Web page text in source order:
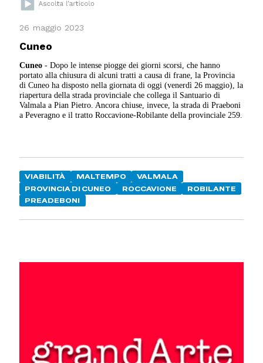
26 maggio 2023
Cuneo
Cuneo - Dopo le intense piogge dei giorni scorsi, che hanno
portato alla chiusura di alcuni tratti a causa di frane, la Provincia
di Cuneo ha disposto nella giornata di oggi (venerdì 26 maggio), la
riapertura della strada provinciale che collega il Santuario di
Valmala a Pian Pietro. Ancora chiuse, invece, la strada di Praeboni
a Peveragno e il tratto Roccavione-Robilante della provinciale 259.
VIABILITÀ MALTEMPO
VALMALA
PROVINCIA DI CUNEO
ROCCAVIONE
ROBILANTE
PREADEBONI